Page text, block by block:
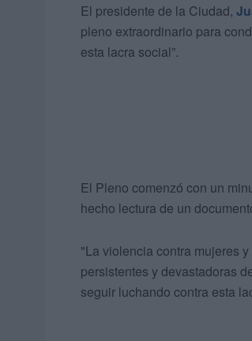
El presidente de la Ciudad,
pleno extraordinario para
esta lacra social”.
El Pleno comenzó con un
hecho lectura de un
"La violencia contra mujeres
persistentes y devastadoras
seguir luchando contra esta